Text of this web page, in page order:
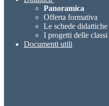
Panoramica
Offerta formativa
Le schede didattiche
I progetti delle classi
Documenti utili